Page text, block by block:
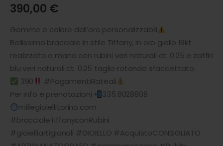
390,00 €
Gemme e colore dell’oro personalizzabili
Bellissimo bracciale in stile Tiffany, in oro giallo 18kt
realizzato a mano con rubini veri naturali ct. 0.25 e zaffiri
blu veri naturali ct. 0.25 taglio rotondo sfaccettato.
390
#PagamentiRateali
Per info e prenotazioni
335.8028808
millegioiellitorino.com
#braccialeTiffanyconRubini
#gioielliartigianali #GIOIELLO #AcquistoCONSIGLIATO